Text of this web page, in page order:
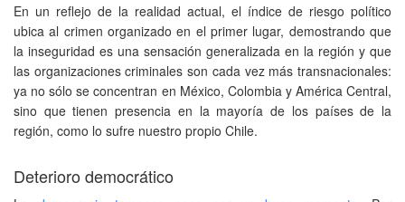
En un reflejo de la realidad actual, el índice de riesgo político
ubica al crimen organizado en el primer lugar, demostrando que
la inseguridad es una sensación generalizada en la región y que
las organizaciones criminales son cada vez más transnacionales:
ya no sólo se concentran en México, Colombia y América Central,
sino que tienen presencia en la mayoría de los países de la
región, como lo sufre nuestro propio Chile.
Deterioro democrático